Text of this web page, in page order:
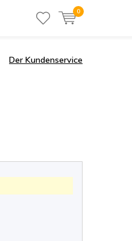
0
Der Kundenservice